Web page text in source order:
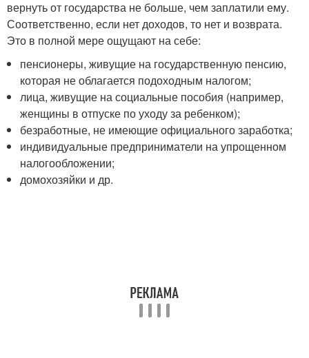
вернуть от государства не больше, чем заплатили ему.
Соответственно, если нет доходов, то нет и возврата.
Это в полной мере ощущают на себе:
пенсионеры, живущие на государственную пенсию,
которая не облагается подоходным налогом;
лица, живущие на социальные пособия (например,
женщины в отпуске по уходу за ребенком);
безработные, не имеющие официального заработка;
индивидуальные предприниматели на упрощенном
налогообложении;
домохозяйки и др.